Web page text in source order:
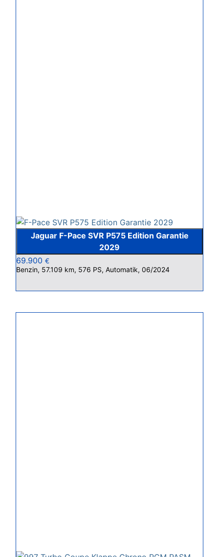
Jaguar F-Pace SVR P575 Edition Garantie
2029
69.900 €
Benzin, 57.109 km, 576 PS, Automatik, 06/2024